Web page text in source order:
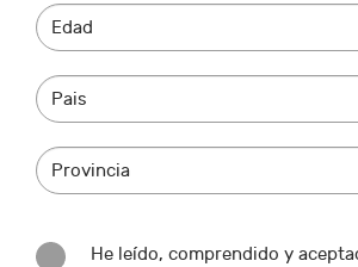
He leído, comprendido y